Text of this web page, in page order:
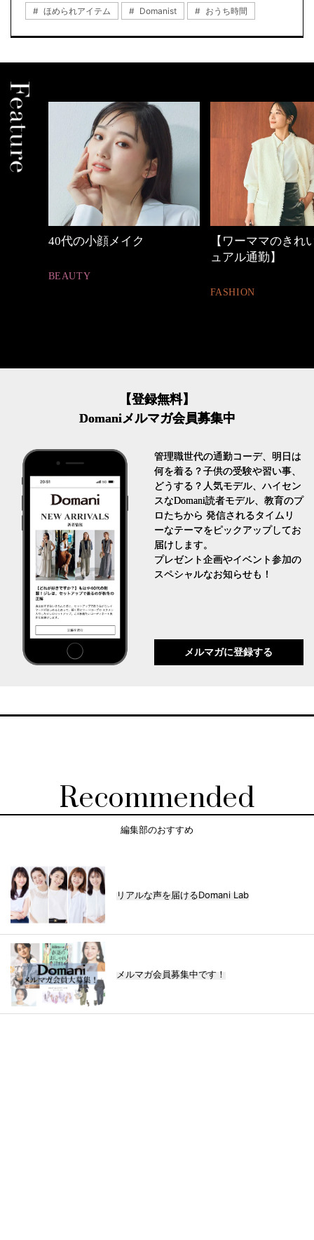
ほめられアイテム Domanist おうち時間
【ワーママのきれいめカジ
優木まおみさ
割。」
LIFESTYLE
【登録無料】
Domaniメルマガ会員募集中
管理職世代の通勤コーデ、明日は
何を着る？子供の受験や習い事、
どうする？人気モデル、ハイセン
スなDomani読者モデル、教育のプ
ロたちから 発信されるタイムリ
ーなテーマをピックアップしてお
届けします。
プレゼント企画やイベント参加の
スペシャルなお知らせも！
メルマガに登録する
Recommended
編集部のおすすめ
リアルな声を届けるDomani Lab
メルマガ会員募集中です！